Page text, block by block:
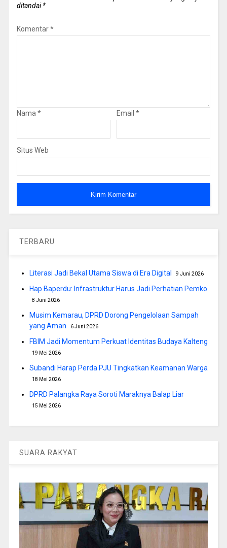
ditandai*
Komentar*
Nama* Email *
Situs Web
TERBARU
Literasi Jadi Bekal Utama Siswa di Era Digital 9 Juni 2026
Hap Baperdu: Infrastruktur Harus Jadi Perhatian Pemko
8 Juni 2026
Musim Kemarau, DPRD Dorong Pengelolaan Sampah
yang Aman
6 Juni 2026
FBIM Jadi Momentum Perkuat Identitas Budaya Kalteng
19 Mei 2026
Subandi Harap Perda PJU Tingkatkan Keamanan Warga
18 Mei 2026
DPRD Palangka Raya Soroti Maraknya Balap Liar
15 Mei 2026
SUARA RAKYAT